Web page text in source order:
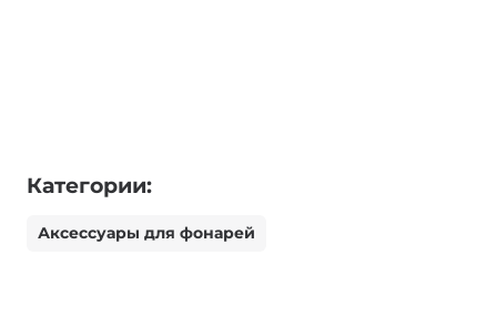
Категории:
Аксессуары для фонарей